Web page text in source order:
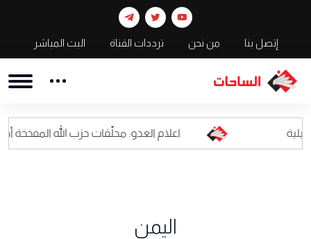
إتصل بنا من نحن ترددات القناة البث المباشر
اعلام العدو: محلّقات حزب الله المفخخة أصبحت كابوسا
اليمن